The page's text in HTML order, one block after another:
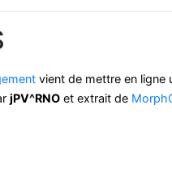
vient de mettre en ligne
jPV^RNO et extrait de